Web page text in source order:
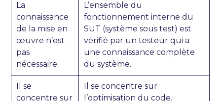
La
connaissance
de la mise en
œuvre n’est
pas
nécessaire.
L’ensemble du
fonctionnement interne du
SUT (système sous test) est
vérifié par un testeur qui a
une connaissance complète
du système.
Il se
concentre sur
Il se concentre sur
l’optimisation du code.